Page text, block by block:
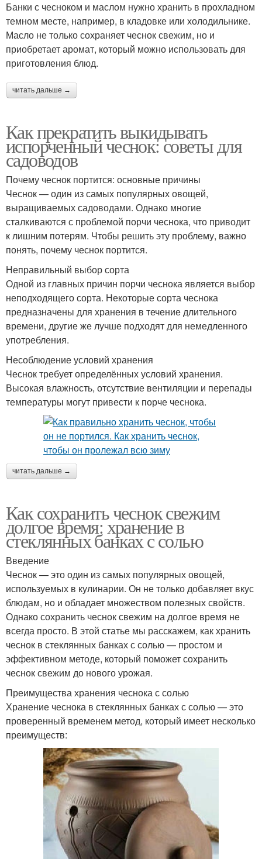
Банки с чесноком и маслом нужно хранить в прохладном
темном месте, например, в кладовке или холодильнике.
Масло не только сохраняет чеснок свежим, но и
приобретает аромат, который можно использовать для
приготовления блюд.
читать дальше →
Как прекратить выкидывать
испорченный чеснок: советы для
садоводов
Почему чеснок портится: основные причины
Чеснок — один из самых популярных овощей,
выращиваемых садоводами. Однако многие
сталкиваются с проблемой порчи чеснока, что приводит
к лишним потерям. Чтобы решить эту проблему, важно
понять, почему чеснок портится.
Неправильный выбор сорта
Одной из главных причин порчи чеснока является выбор
неподходящего сорта. Некоторые сорта чеснока
предназначены для хранения в течение длительного
времени, другие же лучше подходят для немедленного
употребления.
Несоблюдение условий хранения
Чеснок требует определённых условий хранения.
Высокая влажность, отсутствие вентиляции и перепады
температуры могут привести к порче чеснока.
читать дальше →
Как сохранить чеснок свежим
долгое время: хранение в
стеклянных банках с солью
Введение
Чеснок — это один из самых популярных овощей,
используемых в кулинарии. Он не только добавляет вкус
блюдам, но и обладает множеством полезных свойств.
Однако сохранить чеснок свежим на долгое время не
всегда просто. В этой статье мы расскажем, как хранить
чеснок в стеклянных банках с солью — простом и
эффективном методе, который поможет сохранить
чеснок свежим до нового урожая.
Преимущества хранения чеснока с солью
Хранение чеснока в стеклянных банках с солью — это
проверенный временем метод, который имеет несколько
преимуществ: